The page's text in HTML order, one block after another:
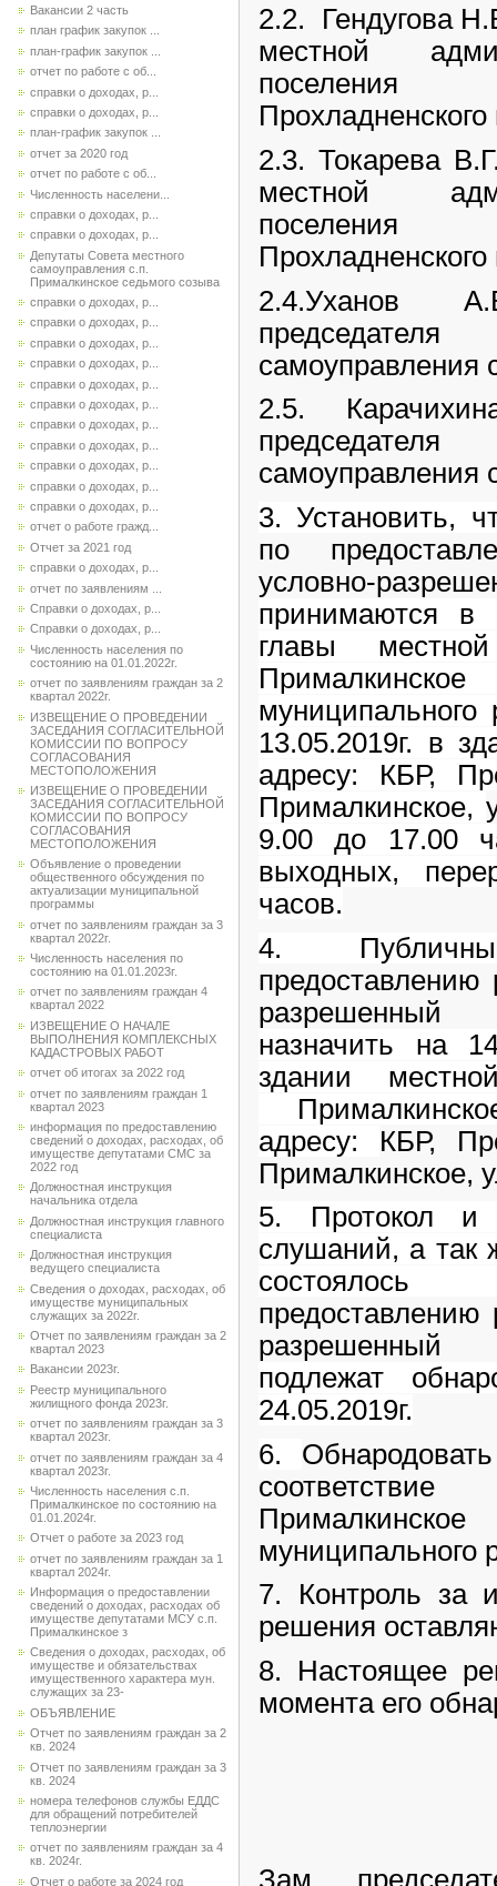
Вакансии 2 часть
план график закупок ...
план-график закупок ...
отчет по работе с об...
справки о доходах, р...
справки о доходах, р...
план-график закупок ...
отчет за 2020 год
отчет по работе с об...
Численность населени...
справки о доходах, р...
справки о доходах, р...
Депутаты Совета местного
самоуправления с.п.
Прималкинское седьмого созыва
справки о доходах, р...
справки о доходах, р...
справки о доходах, р...
справки о доходах, р...
справки о доходах, р...
справки о доходах, р...
справки о доходах, р...
справки о доходах, р...
справки о доходах, р...
справки о доходах, р...
справки о доходах, р...
отчет о работе гражд...
Отчет за 2021 год
справки о доходах, р...
отчет по заявлениям ...
Справки о доходах, р...
Справки о доходах, р...
Численность населения по
состоянию на 01.01.2022г.
отчет по заявлениям граждан за 2
квартал 2022г.
ИЗВЕЩЕНИЕ О ПРОВЕДЕНИИ
ЗАСЕДАНИЯ СОГЛАСИТЕЛЬНОЙ
КОМИССИИ ПО ВОПРОСУ
СОГЛАСОВАНИЯ
МЕСТОПОЛОЖЕНИЯ
ИЗВЕЩЕНИЕ О ПРОВЕДЕНИИ
ЗАСЕДАНИЯ СОГЛАСИТЕЛЬНОЙ
КОМИССИИ ПО ВОПРОСУ
СОГЛАСОВАНИЯ
МЕСТОПОЛОЖЕНИЯ
Объявление о проведении
общественного обсуждения по
актуализации муниципальной
программы
отчет по заявлениям граждан за 3
квартал 2022г.
Численность населения по
состоянию на 01.01.2023г.
отчет по заявлениям граждан 4
квартал 2022
ИЗВЕЩЕНИЕ О НАЧАЛЕ
ВЫПОЛНЕНИЯ КОМПЛЕКСНЫХ
КАДАСТРОВЫХ РАБОТ
отчет об итогах за 2022 год
отчет по заявлениям граждан 1
квартал 2023
информация по предоставлению
сведений о доходах, расходах, об
имуществе депутатами СМС за
2022 год
Должностная инструкция
начальника отдела
Должностная инструкция главного
специалиста
Должностная инструкция
ведущего специалиста
Сведения о доходах, расходах, об
имуществе муниципальных
служащих за 2022г.
Отчет по заявлениям граждан за 2
квартал 2023
Вакансии 2023г.
Реестр муниципального
жилищного фонда 2023г.
отчет по заявлениям граждан за 3
квартал 2023г.
отчет по заявлениям граждан за 4
квартал 2023г.
Численность населения с.п.
Прималкинское по состоянию на
01.01.2024г.
Отчет о работе за 2023 год
отчет по заявлениям граждан за 1
квартал 2024г.
Информация о предоставлении
сведений о доходах, расходах об
имуществе депутатами МСУ с.п.
Прималкинское з
Сведения о доходах, расходах, об
имуществе и обязательствах
имущественного характера мун.
служащих за 23-
ОБЪЯВЛЕНИЕ
Отчет по заявлениям граждан за 2
кв. 2024
Отчет по заявлениям граждан за 3
кв. 2024
номера телефонов службы ЕДДС
для обращений потребителей
теплоэнергии
отчет по заявлениям граждан за 4
кв. 2024г.
Отчет о работе за 2024 год
2.2. Гендугова
местной
2.3. Токарева
местной
2.4.Уханов
самоуправления
2.5.
самоуправления
3. Установить,
по
условно-
принимаются в
главы
муниципального
13.05.2019г. в
адресу: КБР,
Прималкинское,
9.00 до 17.00
выходных,
часов.
4.
разрешенный
назначить на
здании
адресу: КБР,
Прималкинское,
5. Протокол и
слушаний, а так
разрешенный
подлежат
24.05.2019г.
6.
муниципального
7. Контроль за
решения
8. Настоящее
момента его
Зам.